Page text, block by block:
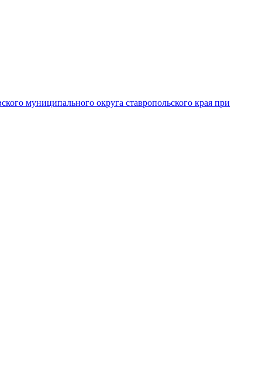
муниципального округа ставропольского края при